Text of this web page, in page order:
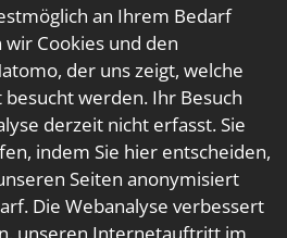
an Ihrem Bedarf
Cookies und den
der uns zeigt, welche
werden. Ihr Besuch
derzeit nicht erfasst. Sie
indem Sie hier entscheiden,
Seiten anonymisiert
Die Webanalyse verbessert